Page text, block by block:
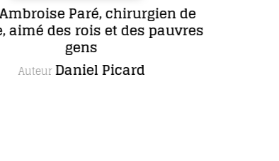
COFFRET L’œuvre romanesque
complète de Maria Borrély en 5
Autrice